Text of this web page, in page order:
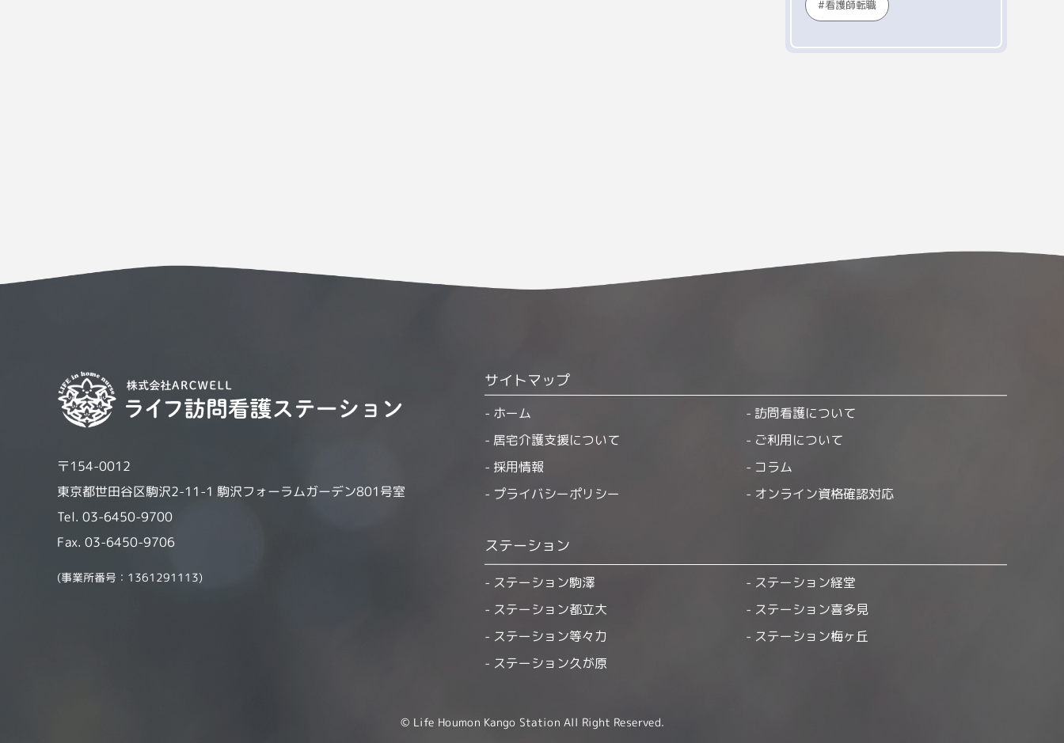
看護師転職
〒154-0012
東京都世田谷区駒沢2-11-1 駒沢フォーラムガーデン801号室
Tel. 03-6450-9700
Fax. 03-6450-9706
(事業所番号：1361291113)
サイトマップ
ホーム 訪問看護について
居宅介護支援について ご利用について
採用情報 コラム
プライバシーポリシー オンライン資格確認対応
ステーション
ステーション駒澤 ステーション経堂
ステーション都立大
ステーション喜多見
ステーション等々力
ステーション梅ヶ丘
ステーション久が原
© Life Houmon Kango Station All Right Reserved.